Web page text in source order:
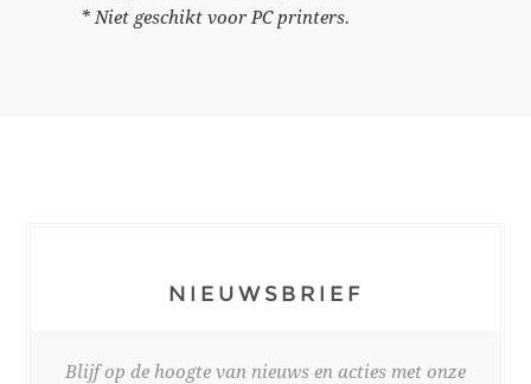
* Niet geschikt voor PC printers.
NIEUWSBRIEF
Blijf op de hoogte van nieuws en acties met onze